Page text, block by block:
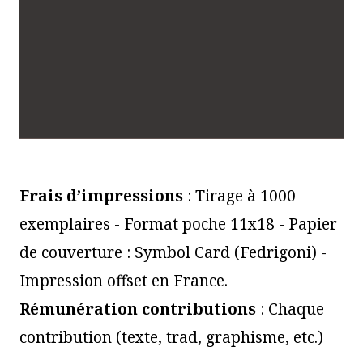
Frais d’impressions : Tirage à 1000
exemplaires - Format poche 11x18 - Papier
de couverture : Symbol Card (Fedrigoni) -
Impression offset en France.
Rémunération contributions : Chaque
contribution (texte, trad, graphisme, etc.)